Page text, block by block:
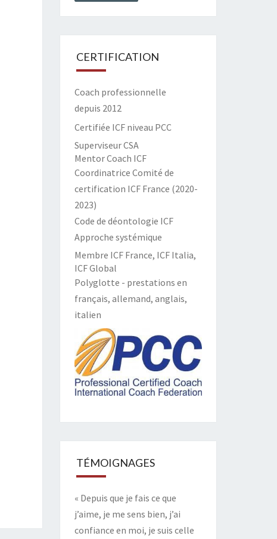
CERTIFICATION
Coach professionnelle
depuis 2012
Certifiée ICF niveau PCC
Superviseur CSA
Mentor Coach ICF
Coordinatrice Comité de
certification ICF France (2020-
2023)
Code de déontologie ICF
Approche systémique
Membre ICF France, ICF Italia,
ICF Global
Polyglotte - prestations en
français, allemand, anglais,
italien
TÉMOIGNAGES
« Depuis que je fais ce que
j’aime, je me sens bien, j’ai
confiance en moi, je suis celle